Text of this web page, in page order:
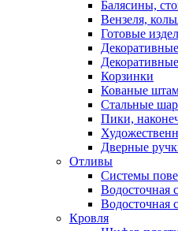
Балясины,
Вензеля,
Готовые
Корзинки
Кованые
Стальные
Пики,
Дверные
Отливы
Системы
Водосточная
Водосточная
Кровля